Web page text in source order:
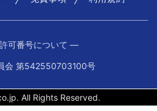
可番号について ―
会 第542550703100号
All Rights Reserved.